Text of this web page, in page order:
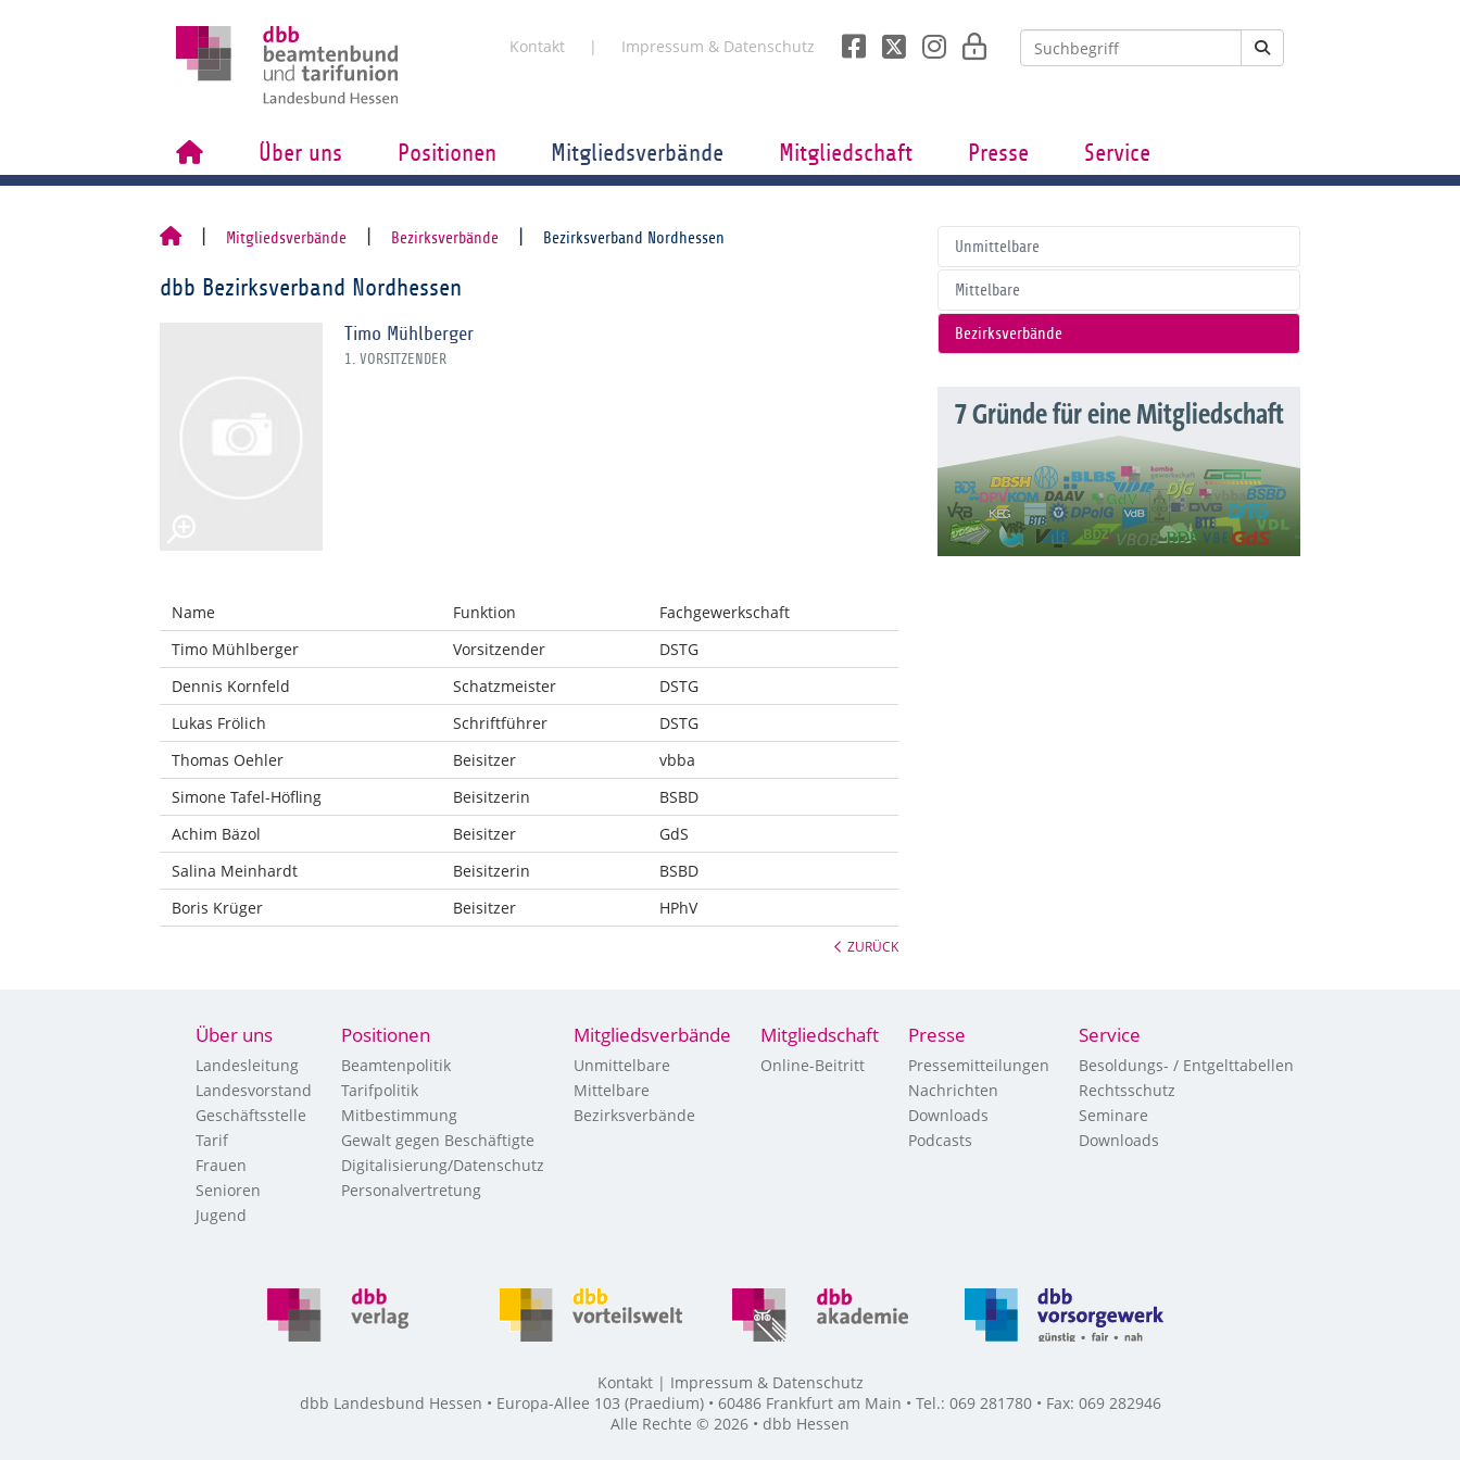
Kontakt Impressum & Datenschutz
Über uns Positionen Mitgliedsverbände Mitgliedschaft Presse Service
Mitgliedsverbände Bezirksverbände Bezirksverband Nordhessen
dbb Bezirksverband Nordhessen
Timo Mühlberger
1. VORSITZENDER
Name Funktion
Fachgewerkschaft
Timo Mühlberger
Vorsitzender
DSTG
Dennis Kornfeld
Schatzmeister
DSTG
Lukas Frölich
Schriftführer
DSTG
Thomas Oehler
Beisitzer
vbba
Simone Tafel-Höfling
Beisitzerin
BSBD
Achim Bäzol
Beisitzer
GdS
Salina Meinhardt
Beisitzerin
BSBD
Boris Krüger
Beisitzer HPhV
ZURÜCK
Unmittelbare
Mittelbare
Bezirksverbände
7 Gründe für eine Mitgliedschaft
Über uns
Landesleitung
Landesvorstand
Geschäftsstelle
Tarif
Frauen
Senioren
Jugend
Positionen
Beamtenpolitik
Tarifpolitik
Mitbestimmung
Gewalt gegen Beschäftigte
Digitalisierung/Datenschutz
Personalvertretung
Mitgliedsverbände
Unmittelbare
Mittelbare
Bezirksverbände
Mitgliedschaft
Online-Beitritt
Presse
Pressemitteilungen
Nachrichten
Downloads
Podcasts
Service
Besoldungs- / Entgelttabellen
Rechtsschutz
Seminare
Downloads
Kontakt
Impressum & Datenschutz
dbb Landesbund Hessen • Europa-Allee 103 (Praedium) • 60486 Frankfurt am Main • Tel.: 069 281780 • Fax: 069 282946
Alle Rechte © 2026 • dbb Hessen